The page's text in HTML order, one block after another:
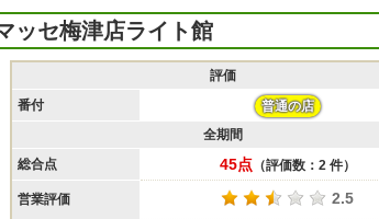
ッセ梅津店ライト館
評価
番付
普通の店
全期間
総合点
45点 （評価数：2 件）
営業評価 2.5